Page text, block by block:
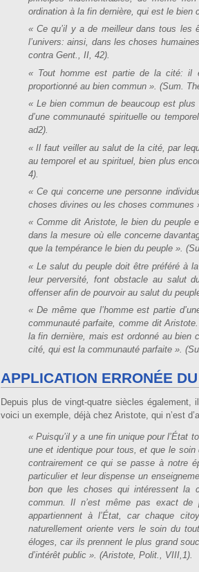
ordination à la fin dernière, qui est le bien
« Ce qu’il y a de meilleur dans tous les
l’univers: ainsi, dans les choses
contra Gent., II, 42).
« Tout homme est partie de la cité: il
proportionné au bien commun ». (Sum.
« Le bien commun de beaucoup est
d’une communauté spirituelle ou
ad2).
« Il faut veiller au salut de la cité, par
au temporel et au spirituel, bien plus
4).
« Ce qui concerne une personne
choses divines ou les choses communes
« Comme dit Aristote, le bien du peuple
dans la mesure où elle concerne
que la tempérance le bien du peuple ».
« Le salut du peuple doit être préféré à
leur perversité, font obstacle au salut
offenser afin de pourvoir au salut du
« De même que l’homme est partie
communauté parfaite, comme dit
la fin dernière, mais est ordonné au bien
cité, qui est la communauté parfaite ».
APPLICATION ERRONÉE
Depuis plus de vingt-quatre siècles également,
voici un exemple, déjà chez Aristote, qui n’est
« Puisqu’il y a une fin unique pour l’État
une et identique pour tous, et que le soin
contrairement ce qui se passe à notre
particulier et leur dispense un
bon que les choses qui intéressent la
commun. Il n’est même pas exact de
appartiennent à l’État, car chaque
naturellement oriente vers le soin du
éloges, car ils prennent le plus grand
d’intérêt public ». (Aristote, Polit., VIII,1).